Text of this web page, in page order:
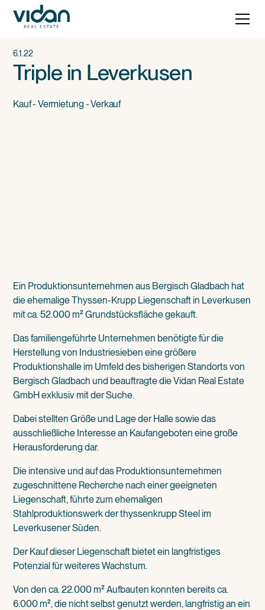
6.1.22
Triple in Leverkusen
Kauf - Vermietung - Verkauf
Ein Produktionsunternehmen aus Bergisch Gladbach hat
die ehemalige Thyssen-Krupp Liegenschaft in Leverkusen
mit ca. 52.000 m² Grundstücksfläche gekauft.
Das familiengeführte Unternehmen benötigte für die
Herstellung von Industriesieben eine größere
Produktionshalle im Umfeld des bisherigen Standorts von
Bergisch Gladbach und beauftragte die Vidan Real Estate
GmbH exklusiv mit der Suche.
Dabei stellten Größe und Lage der Halle sowie das
ausschließliche Interesse an Kaufangeboten eine große
Herausforderung dar.
Die intensive und auf das Produktionsunternehmen
zugeschnittene Recherche nach einer geeigneten
Liegenschaft, führte zum ehemaligen
Stahlproduktionswerk der thyssenkrupp Steel im
Leverkusener Süden.
Der Kauf dieser Liegenschaft bietet ein langfristiges
Potenzial für weiteres Wachstum.
Von den ca. 22.000 m² Aufbauten konnten bereits ca.
6.000 m², die nicht selbst genutzt werden, langfristig an ein